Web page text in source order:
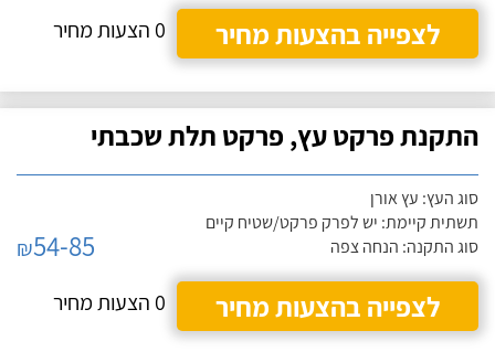
לצפייה בהצעות מחיר
0 הצעות מחיר
התקנת פרקט עץ, פרקט תלת שכבתי
סוג העץ: עץ אורן
תשתית קיימת: יש לפרק פרקט/שטיח קיים
סוג התקנה: הנחה צפה
₪54-85
לצפייה בהצעות מחיר
0 הצעות מחיר